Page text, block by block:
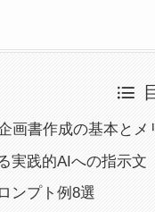
画書作成の基本とメ
実践的AIへの指示文
ンプト例8選